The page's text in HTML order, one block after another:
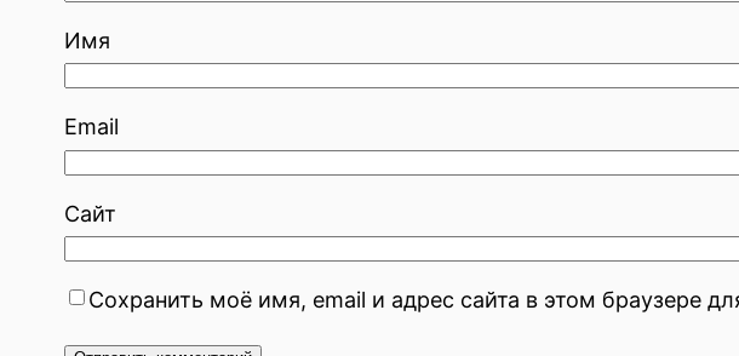
Имя
Email
Сайт
Сохранить моё имя, email и адрес сайта в этом браузере